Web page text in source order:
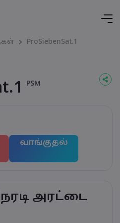
ProSiebenSat.1
PSM
வாங்குதல்
அரட்டை